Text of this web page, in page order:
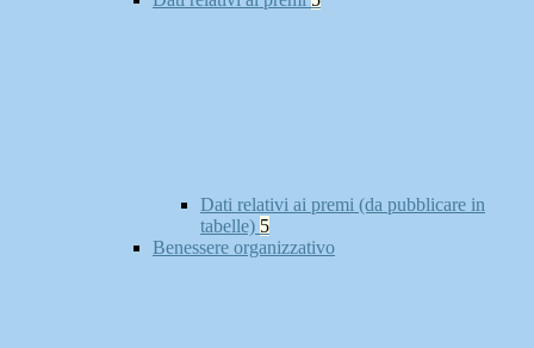
Dati relativi ai premi (da pubblicare in
tabelle) 5
Benessere organizzativo